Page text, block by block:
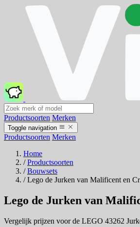
Productsoorten Merken
Toggle navigation
Productsoorten Merken
Home
/ Productsoorten
/ Bouwsets
/ Lego de Jurken van Malificent en
Lego de Jurken van
Vergelijk prijzen voor de LEGO 43262